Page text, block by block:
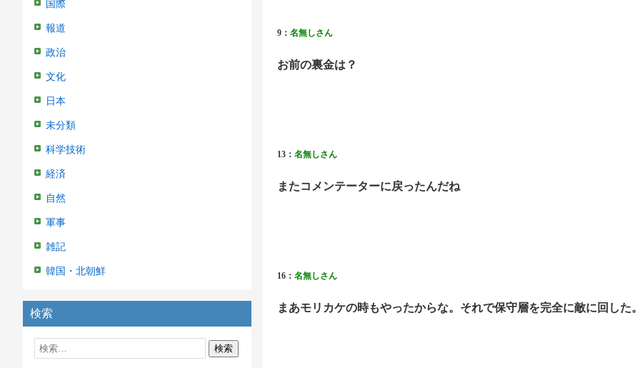
国際
報道
政治
文化
日本
未分類
科学技術
経済
自然
軍事
雑記
韓国・北朝鮮
検索
9： 名無しさん
お前の裏金は？
13： 名無しさん
またコメンテーターに戻ったんだね
16： 名無しさん
まあモリカケの時もやったからな。それで保守層を完全に敵に回した